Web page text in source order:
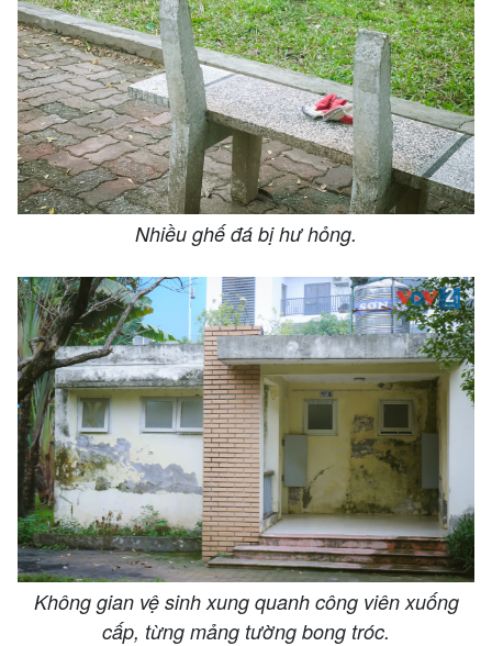
Nhiều ghế đá bị hư hỏng.
Không gian vệ sinh xung quanh công viên xuống
cấp, từng mảng tường bong tróc.